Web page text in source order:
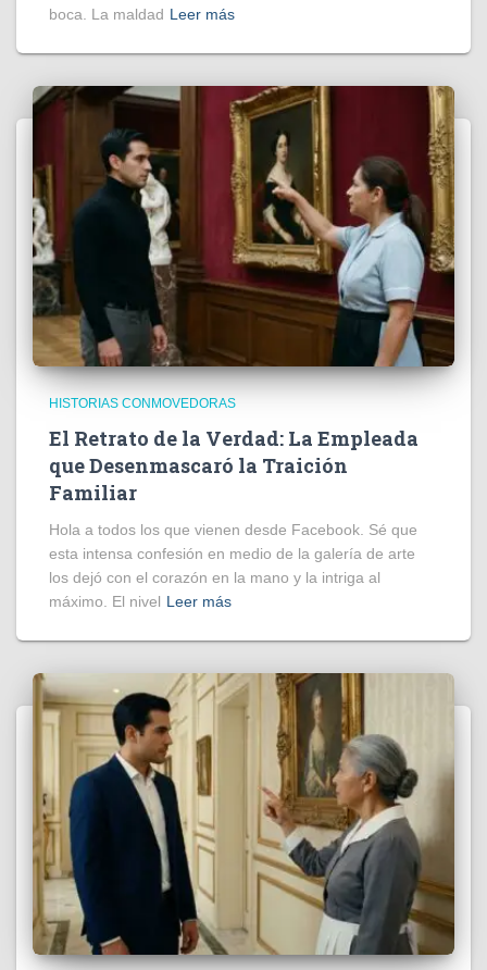
boca. La maldad Leer más
HISTORIAS CONMOVEDORAS
El Retrato de la Verdad: La Empleada
que Desenmascaró la Traición
Familiar
Hola a todos los que vienen desde Facebook. Sé que
esta intensa confesión en medio de la galería de arte
los dejó con el corazón en la mano y la intriga al
máximo. El nivel Leer más